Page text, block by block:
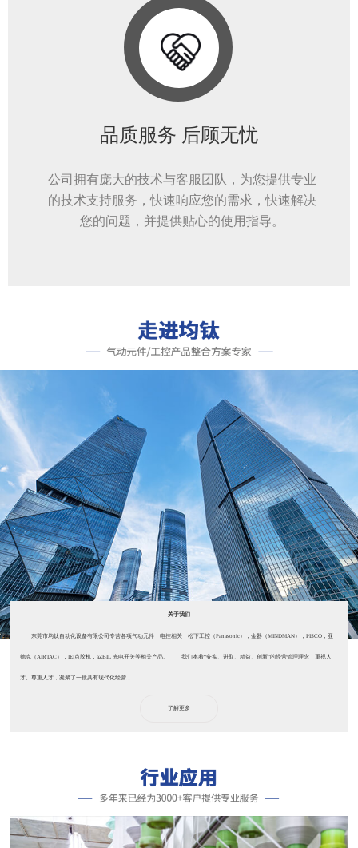
品质服务 后顾无忧
公司拥有庞大的技术与客服团队，为您提供专业
的技术支持服务，快速响应您的需求，快速解决
您的问题，并提供贴心的使用指导。
关于我们
东莞市均钛自动化设备有限公司专营各项气动元件，电控相关：松下工控（Panasonic），金器（MINDMAN），PISCO，亚
德克（AIRTAC），IEI点胶机，aZBIL 光电开关等相关产品。 我们本着“务实、进取、精益、创新”的经营管理理念，重视人
才、尊重人才，凝聚了一批具有现代化经营...
了解更多